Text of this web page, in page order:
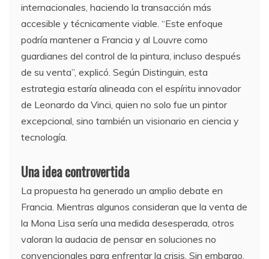
internacionales, haciendo la transacción más
accesible y técnicamente viable. “Este enfoque
podría mantener a Francia y al Louvre como
guardianes del control de la pintura, incluso después
de su venta”, explicó. Según Distinguin, esta
estrategia estaría alineada con el espíritu innovador
de Leonardo da Vinci, quien no solo fue un pintor
excepcional, sino también un visionario en ciencia y
tecnología.
Una idea controvertida
La propuesta ha generado un amplio debate en
Francia. Mientras algunos consideran que la venta de
la Mona Lisa sería una medida desesperada, otros
valoran la audacia de pensar en soluciones no
convencionales para enfrentar la crisis. Sin embargo,